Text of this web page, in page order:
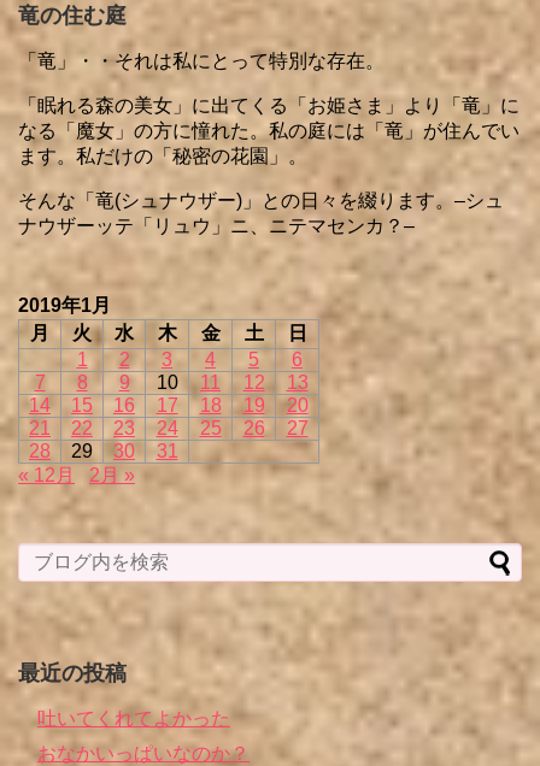
竜の住む庭
「竜」・・それは私にとって特別な存在。
「眠れる森の美女」に出てくる「お姫さま」より「竜」に
なる「魔女」の方に憧れた。私の庭には「竜」が住んでい
ます。私だけの「秘密の花園」。
そんな「竜(シュナウザー)」との日々を綴ります。–シュ
ナウザーッテ「リュウ」ニ、ニテマセンカ？–
2019年1月
月
火 水 木 金 土
日
1
2 3 4 5
6
7
8 9 10 11 12
13
14
15 16 17 18 19
20
21
22 23 24 25 26
27
28
29 30
31
« 12月
2月 »
最近の投稿
吐いてくれてよかった
おなかいっぱいなのか？